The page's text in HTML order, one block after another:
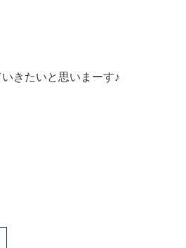
きたいと思いまーす♪